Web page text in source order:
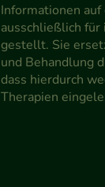
Informationen
ausschließlich für
gestellt. Sie
und Behandlung
dass hierdurch
Therapien